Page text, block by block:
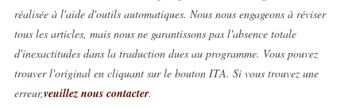
réalisée à l'aide d'outils automatiques. Nous nous engageons à réviser
tous les articles, mais nous ne garantissons pas l'absence totale
d'inexactitudes dans la traduction dues au programme. Vous pouvez
trouver l'original en cliquant sur le bouton ITA. Si vous trouvez une
erreur,veuillez nous contacter.